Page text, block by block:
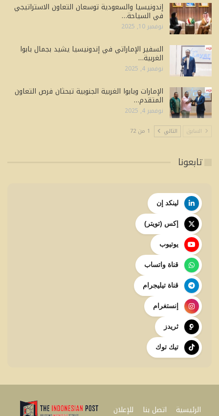
إندونيسيا والسعودية توسعان التعاون الاستراتيجي
في السياحة…
نوفمبر 10, 2025
السفير الإماراتي في إندونيسيا يشيد بجمال بابوا
الغربية…
نوفمبر 4, 2025
الإمارات وبابوا الغربية الجنوبية تبحثان فرص التعاون
المتقدم…
نوفمبر 4, 2025
السابق التالي 1 من 72
تابعونا
لينكد إن
إكس (تويتر)
يوتيوب
قناة واتساب
قناة تيليجرام
إنستغرام
ثريدز
تيك توك
الرئيسية اتصل بنا للإعلان